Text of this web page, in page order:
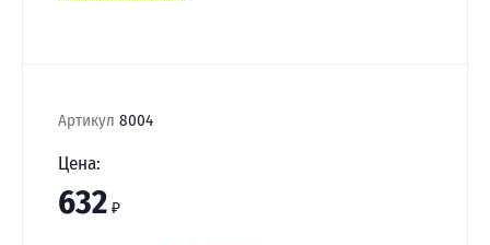
Артикул 8004
Цена:
632 ₽